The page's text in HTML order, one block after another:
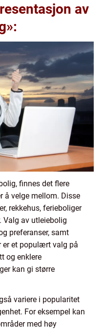
av
finnes det flere
å velge mellom. Disse
rekkehus, ferieboliger
Valg av utleiebolig
preferanser, samt
er et populært valg på
og enklere
kan gi større
variere i popularitet
For eksempel kan
med høy